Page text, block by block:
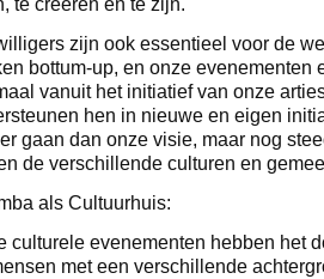
zijn ook essentieel voor de
bottum-up, en onze evenementen
vanuit het initiatief van onze
hen in nieuwe en eigen
gaan dan onze visie, maar nog
de verschillende culturen en
als Cultuurhuis:
culturele evenementen hebben het
met een verschillende